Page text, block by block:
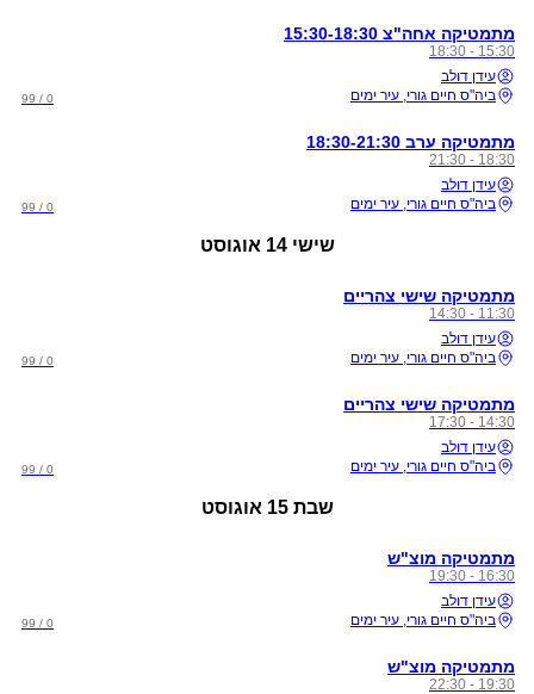
מתמטיקה אחה"צ 15:30-18:30
15:30 - 18:30
עידן דולב
ביה"ס חיים גורי, עיר ימים
0 / 99
מתמטיקה ערב 18:30-21:30
18:30 - 21:30
עידן דולב
ביה"ס חיים גורי, עיר ימים
0 / 99
שישי 14 אוגוסט
מתמטיקה שישי צהריים
11:30 - 14:30
עידן דולב
ביה"ס חיים גורי, עיר ימים
0 / 99
מתמטיקה שישי צהריים
14:30 - 17:30
עידן דולב
ביה"ס חיים גורי, עיר ימים
0 / 99
שבת 15 אוגוסט
מתמטיקה מוצ"ש
16:30 - 19:30
עידן דולב
ביה"ס חיים גורי, עיר ימים
0 / 99
מתמטיקה מוצ"ש
19:30 - 22:30